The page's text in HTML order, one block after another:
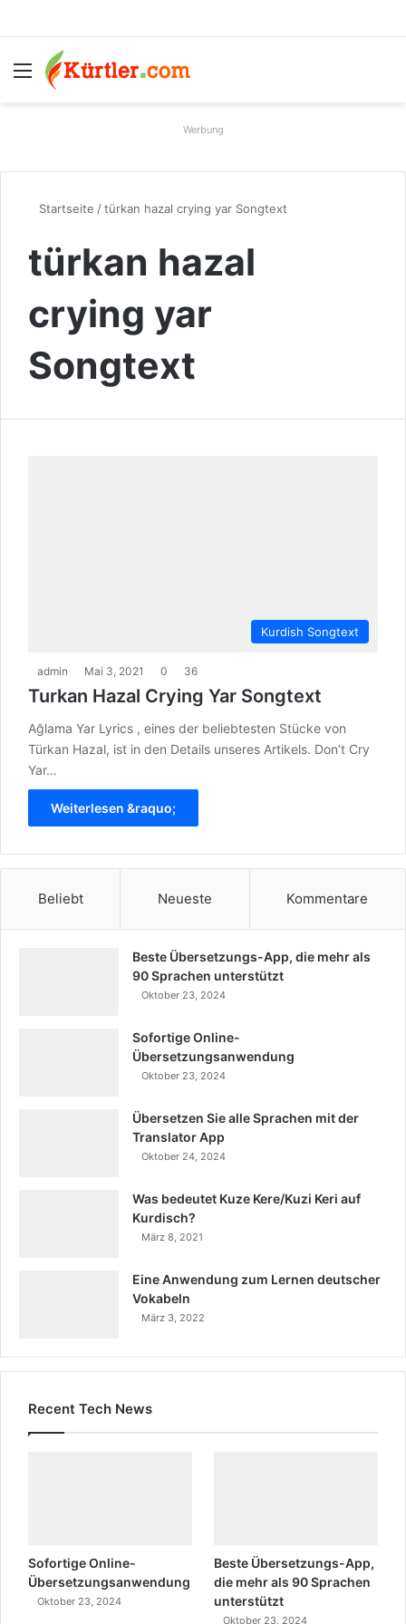
Menü
Werbung
Startseite /türkan hazal crying yar Songtext
türkan hazal
crying yar
Songtext
Kurdish Songtext
admin Mai 3, 2021 0 36
Turkan Hazal Crying Yar Songtext
Ağlama Yar Lyrics , eines der beliebtesten Stücke von
Türkan Hazal, ist in den Details unseres Artikels. Don’t Cry
Yar…
Weiterlesen &raquo;
Beliebt Neueste Kommentare
Beste Übersetzungs-App, die mehr als
90 Sprachen unterstützt
Oktober 23, 2024
Sofortige Online-
Übersetzungsanwendung
Oktober 23, 2024
Übersetzen Sie alle Sprachen mit der
Translator App
Oktober 24, 2024
Was bedeutet Kuze Kere/Kuzi Keri auf
Kurdisch?
März 8, 2021
Eine Anwendung zum Lernen deutscher
Vokabeln
März 3, 2022
Recent Tech News
Sofortige Online-
Übersetzungsanwendung
Oktober 23, 2024
Beste Übersetzungs-App,
die mehr als 90 Sprachen
unterstützt
Oktober 23, 2024